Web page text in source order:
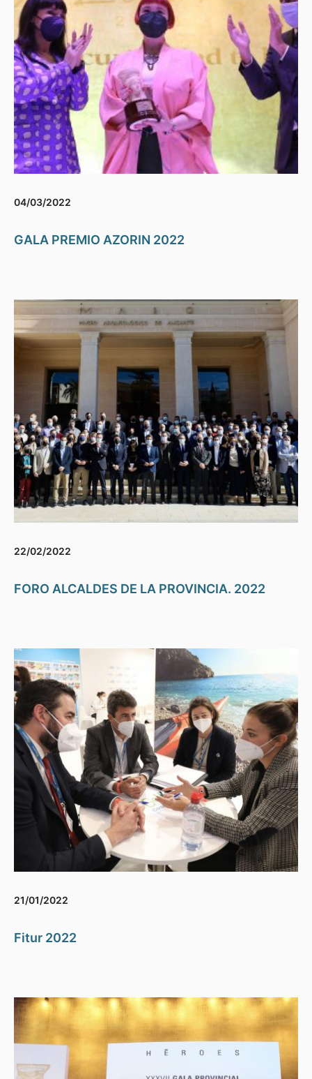
04/03/2022
GALA PREMIO AZORIN 2022
22/02/2022
FORO ALCALDES DE LA PROVINCIA. 2022
21/01/2022
Fitur 2022